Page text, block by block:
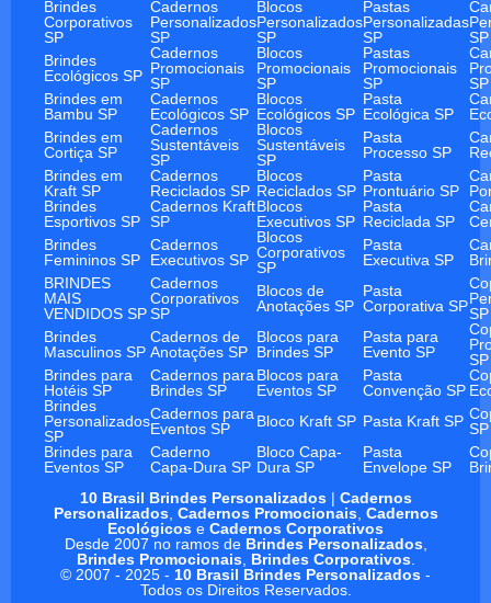
Brindes
Corporativos
SP
Cadernos
Personalizados
SP
Blocos
Personalizados
SP
Pastas
Personalizadas
SP
SP
Brindes
Ecológicos SP
Cadernos
Promocionais
SP
Blocos
Promocionais
SP
Pastas
Promocionais
SP
SP
Brindes em
Bambu SP
Cadernos
Ecológicos SP
Blocos
Ecológicos SP
Pasta
Ecológica SP
Brindes em
Cortiça SP
Cadernos
Sustentáveis
SP
Blocos
Sustentáveis
SP
Pasta
Processo SP
Brindes em
Kraft SP
Cadernos
Reciclados SP
Blocos
Reciclados SP
Pasta
Prontuário SP
Brindes
Esportivos SP
Cadernos Kraft
SP
Blocos
Executivos SP
Pasta
Reciclada SP
Brindes
Femininos SP
Cadernos
Executivos SP
Blocos
Corporativos
SP
Pasta
Executiva SP
BRINDES
MAIS
VENDIDOS SP
Cadernos
Corporativos
SP
Blocos de
Anotações SP
Pasta
Corporativa SPSP
Brindes
Masculinos SP
Cadernos de
Anotações SP
Blocos para
Brindes SP
Pasta para
Evento SP
SP
Brindes para
Hotéis SP
Cadernos para
Brindes SP
Blocos para
Eventos SP
Pasta
Convenção SP
Brindes
Personalizados
SP
Cadernos para
Eventos SP
Bloco Kraft SP Pasta Kraft SP SP
Brindes para
Eventos SP
Caderno
Capa-Dura SP
Bloco Capa-
Dura SP
Pasta
Envelope SP
10 Brasil Brindes Personalizados| Cadernos
Personalizados, Cadernos Promocionais, Cadernos
Ecológicos e Cadernos Corporativos
Desde 2007 no ramos de Brindes Personalizados,
Brindes Promocionais, Brindes Corporativos.
© 2007 - 2025 - 10 Brasil Brindes Personalizados -
Todos os Direitos Reservados.